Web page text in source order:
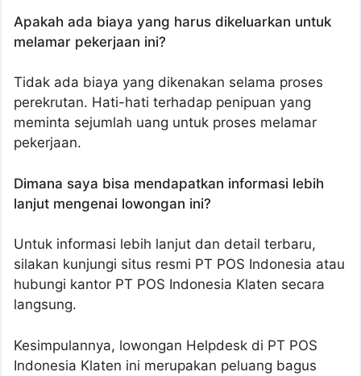
Apakah ada biaya yang harus dikeluarkan untuk
melamar pekerjaan ini?
Tidak ada biaya yang dikenakan selama proses
perekrutan. Hati-hati terhadap penipuan yang
meminta sejumlah uang untuk proses melamar
pekerjaan.
Dimana saya bisa mendapatkan informasi lebih
lanjut mengenai lowongan ini?
Untuk informasi lebih lanjut dan detail terbaru,
silakan kunjungi situs resmi PT POS Indonesia atau
hubungi kantor PT POS Indonesia Klaten secara
langsung.
Kesimpulannya, lowongan Helpdesk di PT POS
Indonesia Klaten ini merupakan peluang bagus